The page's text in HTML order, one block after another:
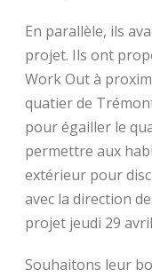
En parallèle, ils
projet. Ils ont
Work Out à
quatier de
pour égailler le
permettre aux
extérieur pour
avec la direction
projet jeudi 29
Souhaitons leur